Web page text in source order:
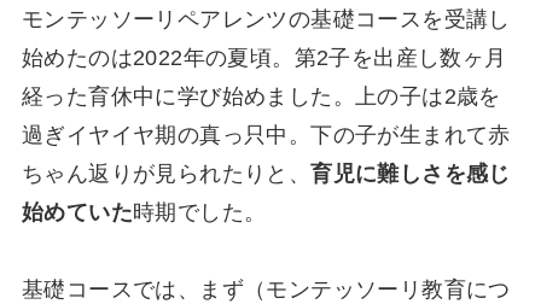
モンテッソーリペアレンツの基礎コースを受講し
始めたのは2022年の夏頃。第2子を出産し数ヶ月
経った育休中に学び始めました。上の子は2歳を
過ぎイヤイヤ期の真っ只中。下の子が生まれて赤
ちゃん返りが見られたりと、育児に難しさを感じ
始めていた時期でした。
基礎コースでは、まず（モンテッソーリ教育につ